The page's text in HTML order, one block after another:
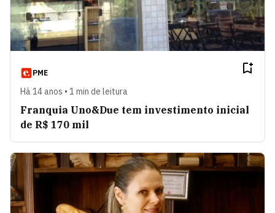
PME
Há 14 anos • 1 min de leitura
Franquia Uno&Due tem investimento inicial
de R$ 170 mil